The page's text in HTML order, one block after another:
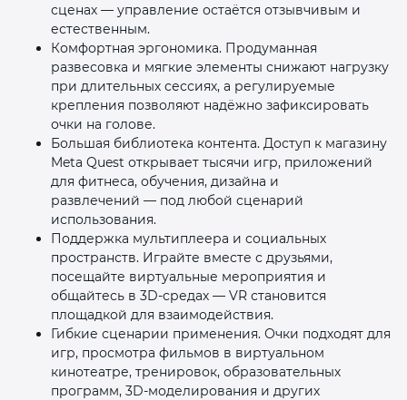
сценах — управление остаётся отзывчивым и
естественным.
Комфортная эргономика. Продуманная
развесовка и мягкие элементы снижают нагрузку
при длительных сессиях, а регулируемые
крепления позволяют надёжно зафиксировать
очки на голове.
Большая библиотека контента. Доступ к магазину
Meta Quest открывает тысячи игр, приложений
для фитнеса, обучения, дизайна и
развлечений — под любой сценарий
использования.
Поддержка мультиплеера и социальных
пространств. Играйте вместе с друзьями,
посещайте виртуальные мероприятия и
общайтесь в 3D‑средах — VR становится
площадкой для взаимодействия.
Гибкие сценарии применения. Очки подходят для
игр, просмотра фильмов в виртуальном
кинотеатре, тренировок, образовательных
программ, 3D‑моделирования и других